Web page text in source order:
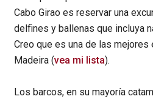
Cabo Girao es reservar una
delfines y ballenas que incluya
Creo que es una de las
Madeira (vea mi lista).
Los barcos, en su mayoría